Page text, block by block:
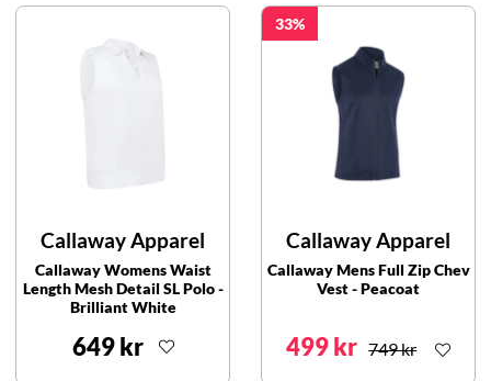
Callaway Apparel
Callaway Womens Waist
Length Mesh Detail SL Polo -
Brilliant White
649 kr
33
Callaway Apparel
Callaway Mens Full Zip Chev
Vest - Peacoat
499 kr 749 kr